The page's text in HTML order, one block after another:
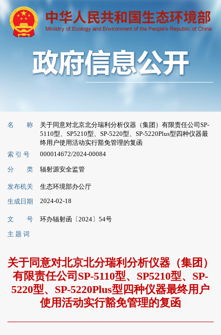
名 称
关于同意对北京北分瑞利分析仪器（集团）有限责任公司SP-
5110型、SP5210型、SP-5220型、SP-5220Plus型四种仪器最
终用户使用活动实行豁免管理的复函
索 引 号
000014672/2024-00084
分 类 辐射源安全监管
发布机关
生态环境部办公厅
生成日期
2024-02-18
文 号
环办辐射函〔2024〕54号
主 题 词
关于同意对北京北分瑞利分析仪器（集团）
有限责任公司SP-5110型、SP5210型、SP-
5220型、SP-5220Plus型四种仪器最终用户
使用活动实行豁免管理的复函